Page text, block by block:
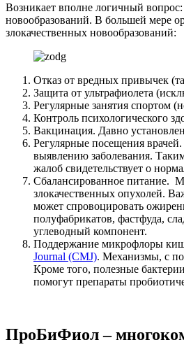
Возникает вполне логичный
новообразований. В большей мере
злокачественных новообразований:
Отказ от вредных привычек
Защита от ультрафиолета
Регулярные занятия спортом
Контроль психологического
Вакцинация. Давно
Регулярные посещения
выявлению заболевания.
жалоб свидетельствует о
Сбалансированное питание.
злокачественных опухолей.
может спровоцировать
полуфабрикатов, фастфуда,
углеводный компонент.
Поддержание микрофлоры
Journal (CMJ). Механизмы, с
Кроме того, полезные
помогут препараты
ПроБиФиол –